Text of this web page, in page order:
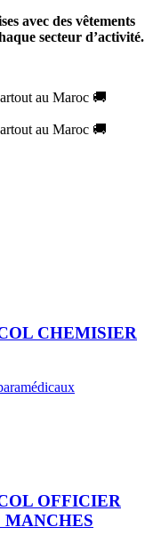
avec des vêtements
secteur d’activité.
au Maroc 🚚
au Maroc 🚚
CHEMISIER
OFFICIER
MANCHES